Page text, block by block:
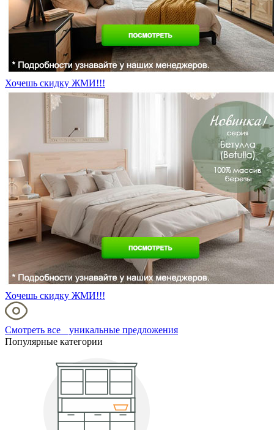
Хочешь скидку ЖМИ!!!
Хочешь скидку ЖМИ!!!
Смотреть все уникальные предложения
Популярные категории